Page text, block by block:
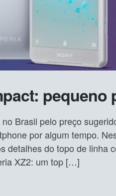
pequeno
Brasil pelo preço
por algum tempo.
detalhes do topo de linha
XZ2: um top […]